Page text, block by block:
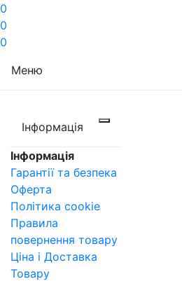
0
0
0
Меню
Інформація
Інформація
Гарантії та безпека
Оферта
Політика cookie
Правила
повернення товару
Ціна і Доставка
Товару